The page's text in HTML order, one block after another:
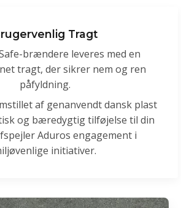
Tragt
brændere leveres med en
tragt, der sikrer nem og ren
påfyldning.
af genanvendt dansk plast
og bæredygtig tilføjelse til din
Aduros engagement i
initiativer.